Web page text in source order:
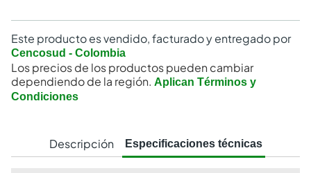
Este producto es vendido, facturado y entregado por
Cencosud - Colombia
Los precios de los productos pueden cambiar
dependiendo de la región. Aplican Términos y
Condiciones
Descripción Especificaciones técnicas